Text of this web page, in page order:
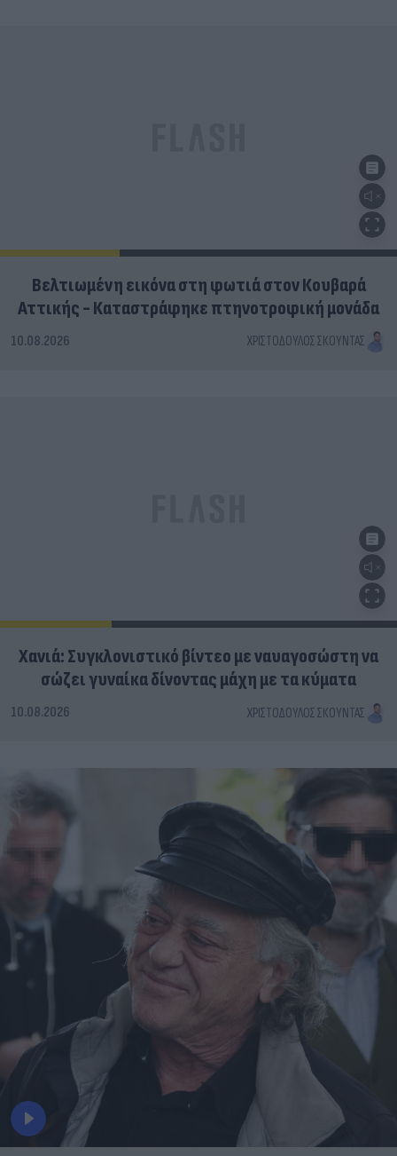
Βελτιωμένη εικόνα στη φωτιά στον Κουβαρά
Αττικής - Καταστράφηκε πτηνοτροφική μονάδα
10.08.2026 ΧΡΙΣΤΌΔΟΥΛΟΣ ΣΚΟΎΝΤΑΣ
Χανιά: Συγκλονιστικό βίντεο με ναυαγοσώστη να
σώζει γυναίκα δίνοντας μάχη με τα κύματα
10.08.2026 ΧΡΙΣΤΌΔΟΥΛΟΣ ΣΚΟΎΝΤΑΣ